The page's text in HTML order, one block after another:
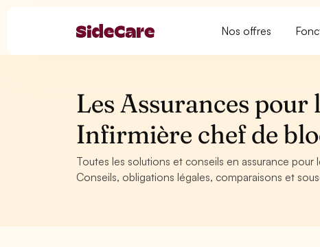
Nos offres
Les Assurances
Infirmière chef de
Toutes les solutions et conseils en assurance
Conseils, obligations légales, comparaisons et